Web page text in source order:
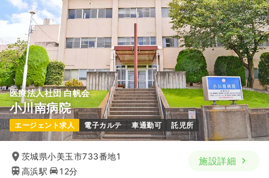
医療法人社団 白帆会
小川南病院
エージェント求人 電子カルテ 車通勤可 託児所
茨城県小美玉市733番地1
高浜駅
12分
施設詳細